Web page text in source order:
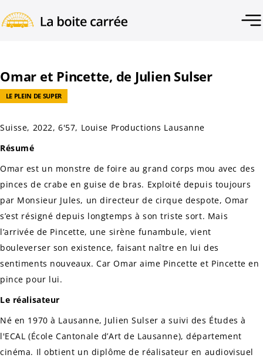
Omar et Pincette, de Julien Sulser
LE PLEIN DE SUPER
Suisse, 2022, 6'57, Louise Productions Lausanne
Résumé
Omar est un monstre de foire au grand corps mou avec des
pinces de crabe en guise de bras. Exploité depuis toujours
par Monsieur Jules, un directeur de cirque despote, Omar
s’est résigné depuis longtemps à son triste sort. Mais
l’arrivée de Pincette, une sirène funambule, vient
bouleverser son existence, faisant naître en lui des
sentiments nouveaux. Car Omar aime Pincette et Pincette en
pince pour lui.
Le réalisateur
Né en 1970 à Lausanne, Julien Sulser a suivi des Études à
l'ECAL (École Cantonale d’Art de Lausanne), département
cinéma. Il obtient un diplôme de réalisateur en audiovisuel